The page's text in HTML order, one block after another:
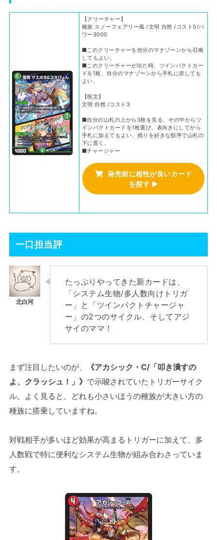
【クリーチャー】
種族 スノーフェアリー風 /文明 自然 /コスト5/パ
ワー3000
■このクリーチャーを自分のマナゾーンから召喚
してもよい。
■このクリーチャーが出た時、ツインパクトカー
ドを1枚、自分のマナゾーンから手札に戻しても
よい。
【呪文】
文明 自然 /コスト3
■自分の山札の上から3枚を見る。その中からツ
インパクトカードを1枚選び、表向きにしてから
手札に加えてもよい。残りを好きな順序で山札の
下に置く。
■チャージャー
発売前に相性が良いカード
を探す ▶
一口担当評
たっぷりやってきた新カードは、
「システム生物/多人数向けトリガ
ー」と「ツインパクトチャージャ
ー」の2つのサイクル、そしてアジ
サイのママ！
まず注目したいのが、
《アカシック・C/「叩き潰すの
よ、クラッシュ！」》 で示唆されていたトリガーサイク
ル。よく見ると、どれも小さいほうの種族が大きい方の
種族に搭乗していますね。
対戦相手が多いほど効果が高まるトリガーに加えて、多
人数戦で特に便利なシステム生物が組み合わさっていま
す。